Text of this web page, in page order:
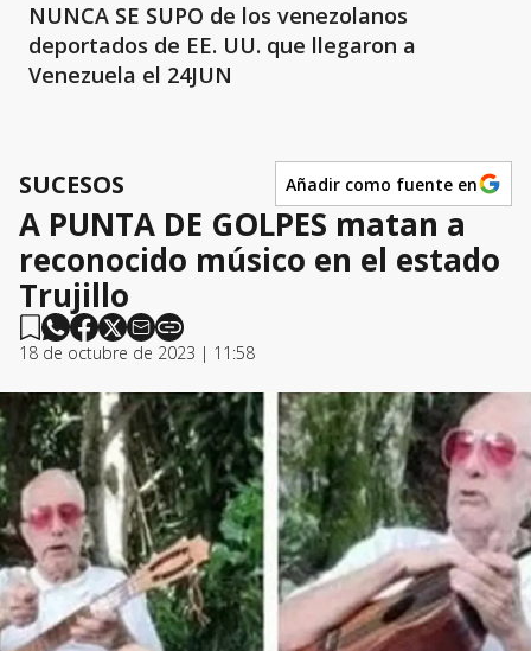
NUNCA SE SUPO de los venezolanos
deportados de EE. UU. que llegaron a
Venezuela el 24JUN
SUCESOS Añadir como fuente en
A PUNTA DE GOLPES matan a
reconocido músico en el estado
Trujillo
18 de octubre de 2023 | 11:58